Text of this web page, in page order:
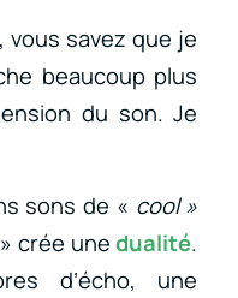
vous savez que je
beaucoup plus
du son. Je
sons de « cool »
crée unedualité.
d’écho, une